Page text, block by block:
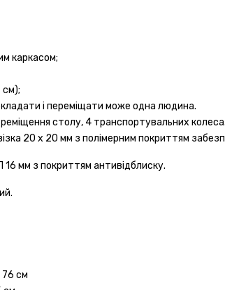
каркасом;
см);
і переміщати може одна людина.
столу, 4 транспортувальних колеса.
20 х 20 мм з полімерним покриттям
мм з покриттям антивідблиску.
76 см